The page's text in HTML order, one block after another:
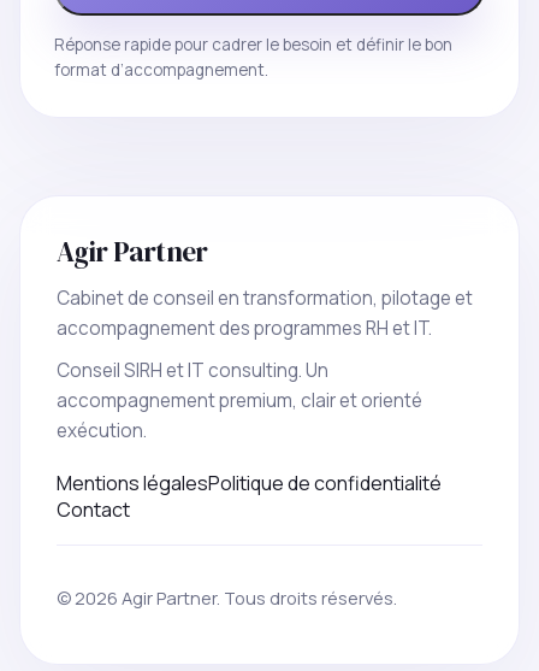
Réponse rapide pour cadrer le besoin et définir le bon
format d’accompagnement.
Agir Partner
Cabinet de conseil en transformation, pilotage et
accompagnement des programmes RH et IT.
Conseil SIRH et IT consulting. Un
accompagnement premium, clair et orienté
exécution.
Mentions légalesPolitique de confidentialité
Contact
© 2026 Agir Partner. Tous droits réservés.